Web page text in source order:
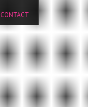
CONTACT